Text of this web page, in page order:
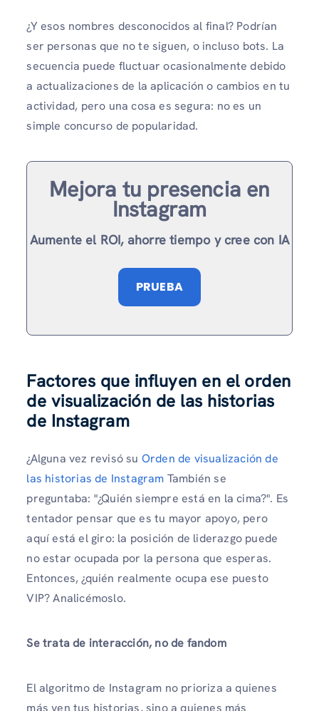
¿Y esos nombres desconocidos al final? Podrían
ser personas que no te siguen, o incluso bots. La
secuencia puede fluctuar ocasionalmente debido
a actualizaciones de la aplicación o cambios en tu
actividad, pero una cosa es segura: no es un
simple concurso de popularidad.
Mejora tu presencia en
Instagram
Aumente el ROI, ahorre tiempo y cree con IA
PRUEBA
Factores que influyen en el orden
de visualización de las historias
de Instagram
¿Alguna vez revisó su Orden de visualización de
las historias de Instagram También se
preguntaba: "¿Quién siempre está en la cima?". Es
tentador pensar que es tu mayor apoyo, pero
aquí está el giro: la posición de liderazgo puede
no estar ocupada por la persona que esperas.
Entonces, ¿quién realmente ocupa ese puesto
VIP? Analicémoslo.
Se trata de interacción, no de fandom
El algoritmo de Instagram no prioriza a quienes